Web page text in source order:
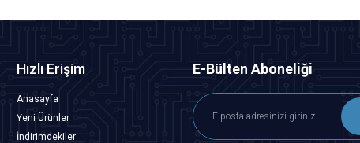
Hızlı Erişim
Anasayfa
Yeni Ürünler
İndirimdekiler
E-Bülten Aboneliği